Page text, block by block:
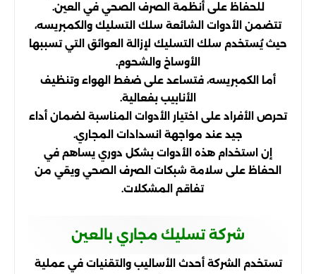
للحفاظ على أنظمة الصرف الصحي في العين.
تتضمن الأدوات الشائعة سلك التسليك والكمبريسه،
حيث يُستخدم سلك التسليك لإزالة العوائق التي تسببها
الأوساخ والشحوم.
أما الكمبريسه، فتساعد على ضغط الهواء وتنظيف
الأنابيب بفعالية.
تحرص الأفراد على اختيار الأدوات المناسبة لضمان أداء
جيد عند مواجهة انسدادات المجاري.
إن استخدام هذه الأدوات بشكل دوري يساهم في
الحفاظ على سلامة شبكات الصرف الصحي ويقي من
تفاقم المشكلات.
شركة تسليك مجاري بالعين
تستخدم الشركة أحدث الأساليب والتقنيات في عملية